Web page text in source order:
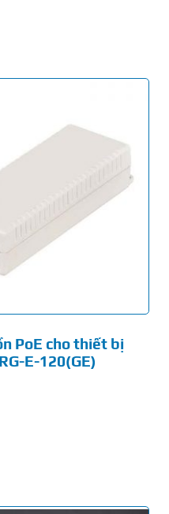
PoE cho thiết bị
E-120(GE)